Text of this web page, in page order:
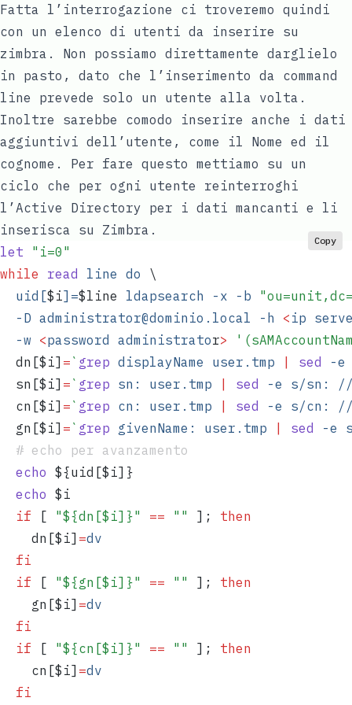
Fatta l’interrogazione ci troveremo quindi
con un elenco di utenti da inserire su
zimbra. Non possiamo direttamente darglielo
in pasto, dato che l’inserimento da command
line prevede solo un utente alla volta.
Inoltre sarebbe comodo inserire anche i dati
aggiuntivi dell’utente, come il Nome ed il
cognome. Per fare questo mettiamo su un
ciclo che per ogni utente reinterroghi
l’Active Directory per i dati mancanti e li
inserisca su Zimbra.
let " i=0 "
while read line do \
  uid[
$i]=$line ldapsearch -x -b "
  -D
administrator@dominio.local -h < ip
  -w
<password administrator> '
  dn
[$i] = ` grep displayName user.tmp | sed -e
  sn
[$i] = ` grep sn: user.tmp | sed -e s/sn:
  cn
[$i] = ` grep cn: user.tmp | sed -e s/cn:
  gn
[$i] = ` grep givenName: user.tmp | sed -e
  # echo per avanzamento
  echo
${uid [$i]}
  echo
$i
  if
[ "${dn [$i] }" == "" ]; then
    dn
[$i] =dv
  fi
  if
[ "${gn [$i] }" == "" ]; then
    gn
[$i] =dv
  fi
  if
[ "${cn [$i] }" == "" ]; then
    cn
[$i] =dv
  fi
Copy